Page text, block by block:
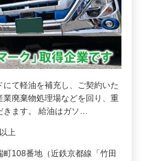
て軽油を補充し、ご契約いた
廃棄物処理場などを回り、重
きます。 給油はガソ…
上
108番地（近鉄京都線「竹田